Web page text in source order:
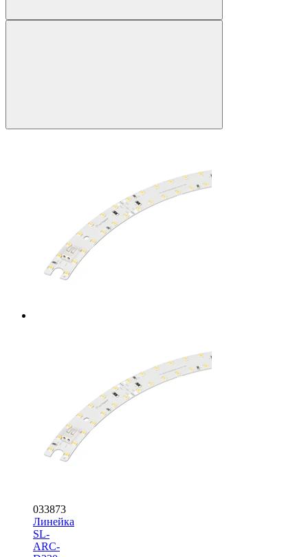
033873
Линейка
SL-
ARC-